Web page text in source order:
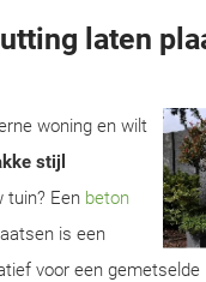
laten
woning en wilt
stijl
tuin? Een beton
is een
voor een